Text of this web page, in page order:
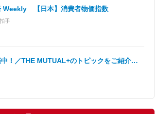
Weekly 【日本】消費者物価指数
拍手
！／THE MUTUAL+のトピックをご紹介…